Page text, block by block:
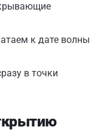
к дате волны
в точки